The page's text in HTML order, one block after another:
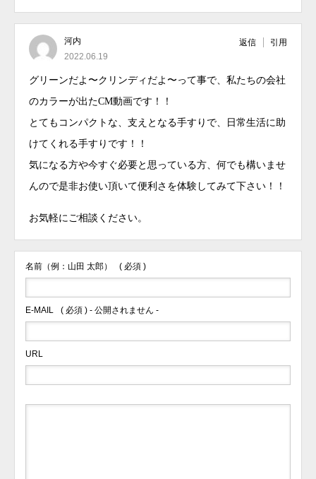
河内
2022.06.19
返信 引用
グリーンだよ〜クリンディだよ〜って事で、私たちの会社
のカラーが出たCM動画です！！
とてもコンパクトな、支えとなる手すりで、日常生活に助
けてくれる手すりです！！
気になる方や今すぐ必要と思っている方、何でも構いませ
んので是非お使い頂いて便利さを体験してみて下さい！！
お気軽にご相談ください。
名前（例：山田 太郎） ( 必須 )
E-MAIL ( 必須 ) - 公開されません -
URL